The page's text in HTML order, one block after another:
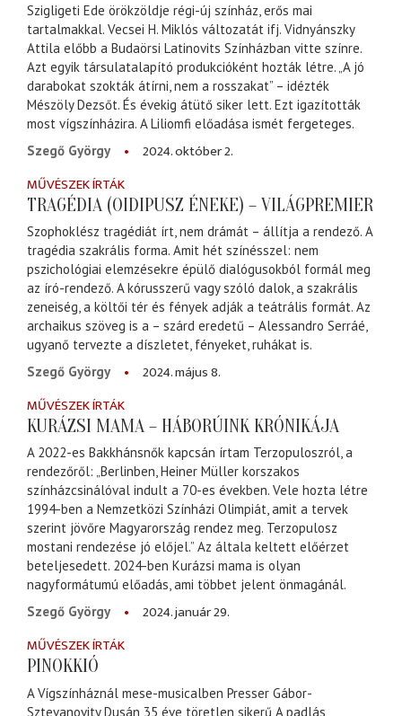
Szigligeti Ede örökzöldje régi-új színház, erős mai
tartalmakkal. Vecsei H. Miklós változatát ifj. Vidnyánszky
Attila előbb a Budaörsi Latinovits Színházban vitte színre.
Azt egyik társulatalapító produkcióként hozták létre. „A jó
darabokat szokták átírni, nem a rosszakat” – idézték
Mészöly Dezsőt. És évekig átütő siker lett. Ezt igazították
most vígszínházira. A Liliomfi előadása ismét fergeteges.
Szegő György
2024. október 2.
MŰVÉSZEK ÍRTÁK
TRAGÉDIA (OIDIPUSZ ÉNEKE) – VILÁGPREMIER
Szophoklész tragédiát írt, nem drámát – állítja a rendező. A
tragédia szakrális forma. Amit hét színésszel: nem
pszichológiai elemzésekre épülő dialógusokból formál meg
az író-rendező. A kórusszerű vagy szóló dalok, a szakrális
zeneiség, a költői tér és fények adják a teátrális formát. Az
archaikus szöveg is a – szárd eredetű – Alessandro Serráé,
ugyanő tervezte a díszletet, fényeket, ruhákat is.
Szegő György
2024. május 8.
MŰVÉSZEK ÍRTÁK
KURÁZSI MAMA – HÁBORÚINK KRÓNIKÁJA
A 2022-es Bakkhánsnők kapcsán írtam Terzopuloszról, a
rendezőről: „Berlinben, Heiner Müller korszakos
színházcsinálóval indult a 70-es években. Vele hozta létre
1994-ben a Nemzetközi Színházi Olimpiát, amit a tervek
szerint jövőre Magyarország rendez meg. Terzopulosz
mostani rendezése jó előjel.” Az általa keltett előérzet
beteljesedett. 2024-ben Kurázsi mama is olyan
nagyformátumú előadás, ami többet jelent önmagánál.
Szegő György
2024. január 29.
MŰVÉSZEK ÍRTÁK
PINOKKIÓ
A Vígszínháznál mese-musicalben Presser Gábor-
Sztevanovity Dusán 35 éve töretlen sikerű A padlás